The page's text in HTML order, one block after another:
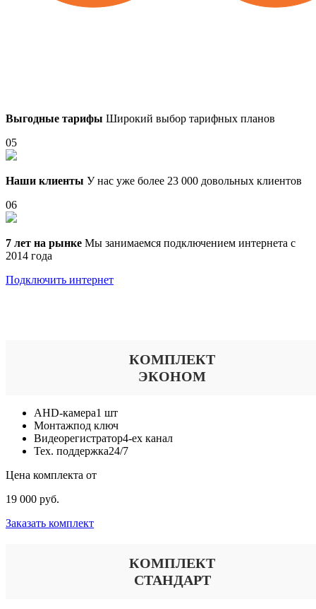
Выгодные тарифы Широкий выбор тарифных планов
05
Наши клиенты У нас уже более 23 000 довольных клиентов
06
7 лет на рынке Мы занимаемся подключением интернета с
2014 года
Подключить интернет
КОМПЛЕКТ
ЭКОНОМ
AHD-камера1 шт
Монтажпод ключ
Видеорегистратор4-ех канал
Тех. поддержка24/7
Цена комплекта от
19 000 руб.
Заказать комплект
КОМПЛЕКТ
СТАНДАРТ